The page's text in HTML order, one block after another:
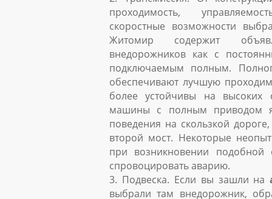
проходимость,
скоростные возможности
Житомир содержит
внедорожников как с
подключаемым полным.
обеспечивают лучшую
более устойчивы на высоких
машины с полным приводом
поведения на скользкой
второй мост. Некоторые
при возникновении подобной
спровоцировать аварию.
3. Подвеска. Если вы зашли на
выбрали там внедорожник,